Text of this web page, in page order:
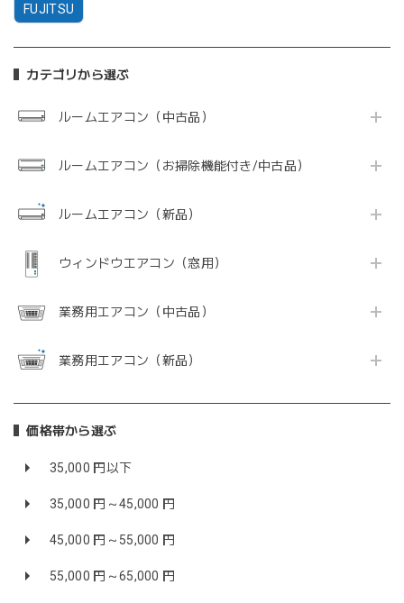
FUJITSU
カテゴリから選ぶ
ルームエアコン（中古品）
ルームエアコン（お掃除機能付き/中古品）
ルームエアコン（新品）
ウィンドウエアコン（窓用）
業務用エアコン（中古品）
業務用エアコン（新品）
価格帯から選ぶ
35,000 円以下
35,000 円～45,000 円
45,000 円～55,000 円
55,000 円～65,000 円